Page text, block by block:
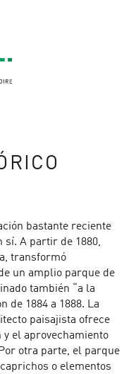
bastante reciente
sí. A partir de 1880,
transformó
un amplio parque de
también “a la
de 1884 a 1888. La
paisajista ofrece
el aprovechamiento
otra parte, el parque
o elementos